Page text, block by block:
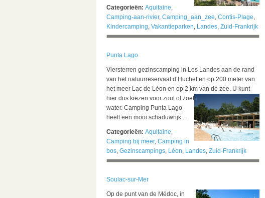
Categorieën: Aquitaine,
Camping-aan-rivier, Camping_aan_zee, Contis-Plage,
Kindercamping, Vakantieparken, Landes, Zuid-Frankrijk
Punta Lago
Viersterren gezinscamping in Les Landes aan de rand
van het natuurreservaat d’Huchet en op 200 meter van
het meer Lac de Léon en op 2 km van de zee. U kunt
hier dus kiezen voor zout of zoet
water. Camping Punta Lago
heeft een mooi schaduwrijk...
Categorieën: Aquitaine,
Camping bij meer, Camping in
bos, Gezinscampings, Léon, Landes, Zuid-Frankrijk
Soulac-sur-Mer
Op de punt van de Médoc, in